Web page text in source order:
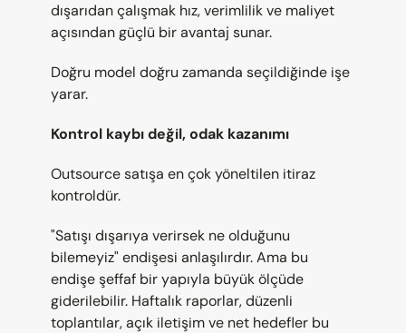
dışarıdan çalışmak hız, verimlilik ve maliyet
açısından güçlü bir avantaj sunar.
Doğru model doğru zamanda seçildiğinde işe
yarar.
Kontrol kaybı değil, odak kazanımı
Outsource satışa en çok yöneltilen itiraz
kontroldür.
"Satışı dışarıya verirsek ne olduğunu
bilemeyiz" endişesi anlaşılırdır. Ama bu
endişe şeffaf bir yapıyla büyük ölçüde
giderilebilir. Haftalık raporlar, düzenli
toplantılar, açık iletişim ve net hedefler bu